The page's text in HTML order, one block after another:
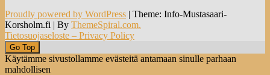
Proudly powered by WordPress | Theme: Info-Mustasaari-
Korsholm.fi | By ThemeSpiral.com.
Tietosuojaseloste – Privacy Policy
Go Top
Käytämme sivustollamme evästeitä antamaan sinulle parhaan
mahdollisen